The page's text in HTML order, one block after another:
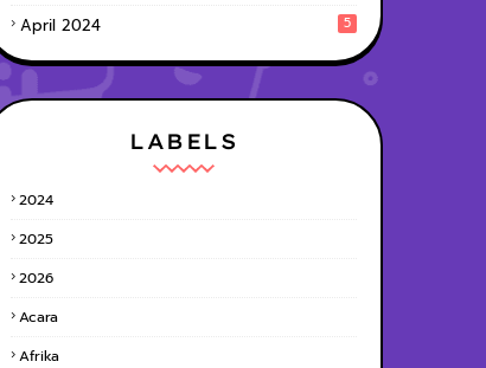
April 2024 5
LABELS
2024
2025
2026
Acara
Afrika